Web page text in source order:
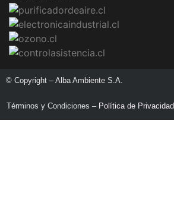
© Copyright – Alba Ambiente S.A.
Términos y Condiciones – Política de Privacidad